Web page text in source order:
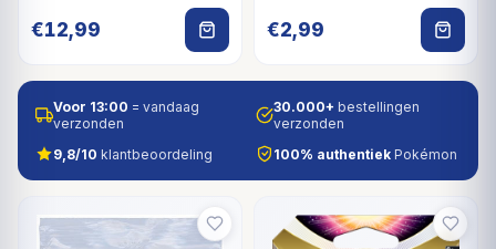
€12,99 €2,99
Voor 13:00 = vandaag
verzonden
30.000+ bestellingen
verzonden
9,8/10 klantbeoordeling 100% authentiek Pokémon